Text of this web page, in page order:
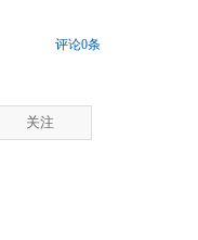
评论0条
关注